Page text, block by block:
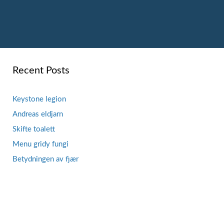
Recent Posts
Keystone legion
Andreas eldjarn
Skifte toalett
Menu gridy fungi
Betydningen av fjær